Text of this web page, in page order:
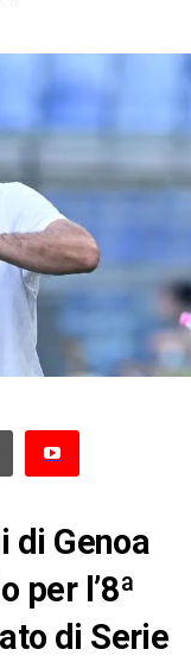
di Genoa
per l’8ª
di Serie